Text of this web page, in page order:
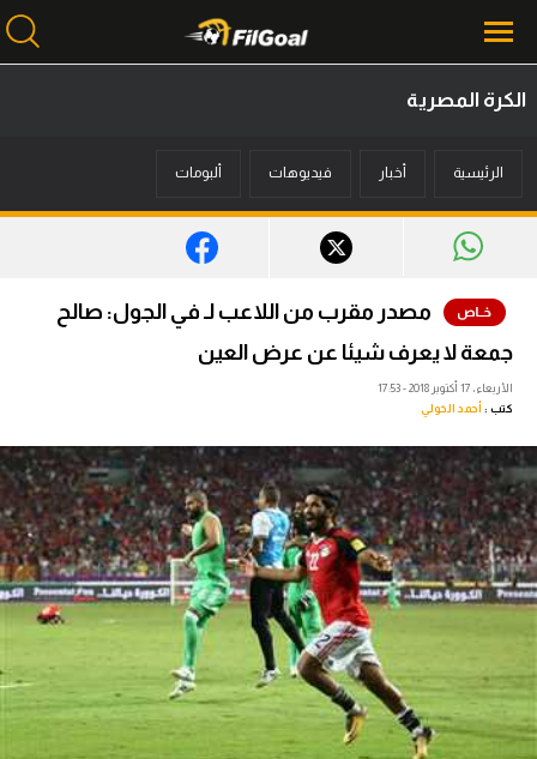
أخبار
ميركاتو
فانتازي في الجول
فيديوهات
عدسات
آراء حرة
بطولات
أمريكا 2026
الكرة المصرية
الرئيسية أخبار فيديوهات ألبومات
مصدر مقرب من اللاعب لـ في الجول: صالح
جمعة لا يعرف شيئا عن عرض العين
الأربعاء، 17 أكتوبر 2018 - 17:53
كتب : أحمد الخولي